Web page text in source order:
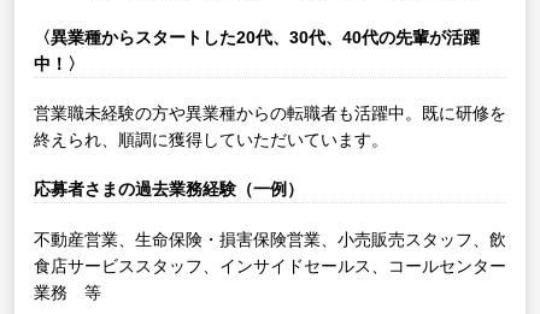
〈異業種からスタートした20代、30代、40代の先輩が活躍
中！〉
営業職未経験の方や異業種からの転職者も活躍中。既に研修を
終えられ、順調に獲得していただいています。
応募者さまの過去業務経験（一例）
不動産営業、生命保険・損害保険営業、小売販売スタッフ、飲
食店サービススタッフ、インサイドセールス、コールセンター
業務 等